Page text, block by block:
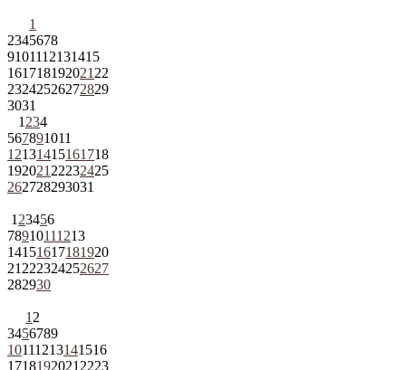
1
2345678
9101112131415
161718192021 22
23242526272829
3031
1 234
567891011
12131415161718
192021 22232425
262728293031
1 23456
78910111213
14151617181920
21 222324252627
282930
1 2
3456789
10111213141516
1718192021 2223